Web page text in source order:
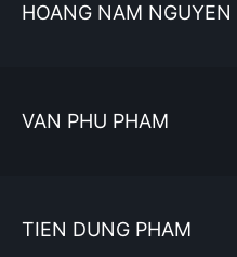
HOANG NAM NGUYEN
VAN PHU PHAM
TIEN DUNG PHAM